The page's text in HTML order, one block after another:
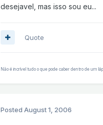
desejavel, mas isso sou eu...
Quote
Não é incrível tudo o que pode caber dentro de um
Posted August 1, 2006